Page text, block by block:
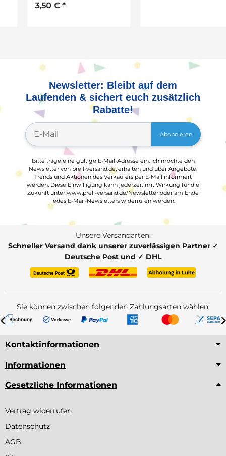
3,50 €*
Newsletter: Bleibt auf dem
Laufenden & sichert euch zusätzlich
Rabatte!
Abonnieren
Bitte trage eine gültige E-Mail-Adresse ein. Ich möchte den
Newsletter von prell-versand.de, erhalten und über Angebote,
Trends und Aktionen des Verkäufers per E-Mail informiert
werden. Diese Einwilligung kann jederzeit mit Wirkung für die
Zukunft unter www.prell-versand.de/Newsletter oder am Ende
jedes E-Mail-Newsletters widerrufen werden.
Unsere Versandarten:
Schneller Versand dank unserer zuverlässigen Partner ✓
Deutsche Post und ✓ DHL
Sie können zwischen folgenden Zahlungsarten wählen:
Kontaktinformationen
Informationen
Gesetzliche Informationen
Vertrag widerrufen
Datenschutz
AGB